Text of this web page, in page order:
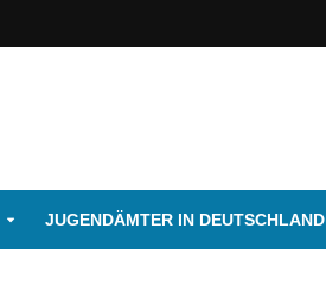
JUGENDÄMTER IN DEUTSCHLAND